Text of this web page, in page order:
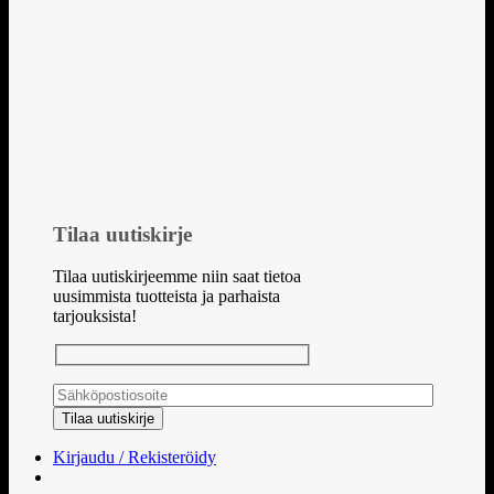
Tilaa uutiskirje
Tilaa uutiskirjeemme niin saat tietoa
uusimmista tuotteista ja parhaista
tarjouksista!
Kirjaudu / Rekisteröidy